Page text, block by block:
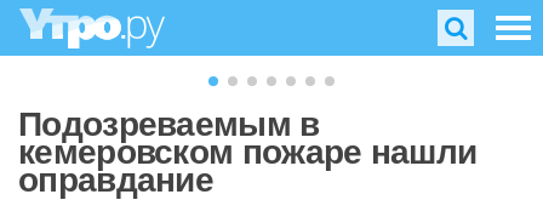
Подозреваемым в
кемеровском пожаре нашли
оправдание